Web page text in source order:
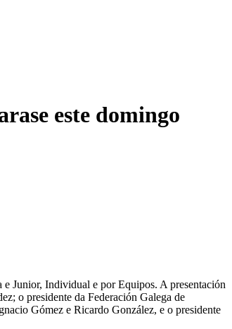
este domingo
Junior, Individual e por Equipos. A presentación
o presidente da Federación Galega de
Gómez e Ricardo González, e o presidente